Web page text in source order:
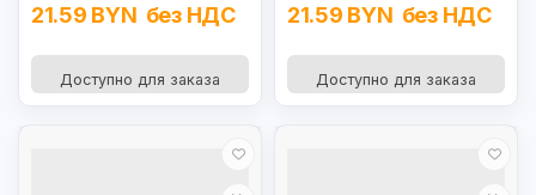
21.59 BYN без НДС
Доступно для заказа
21.59 BYN без НДС
Доступно для заказа